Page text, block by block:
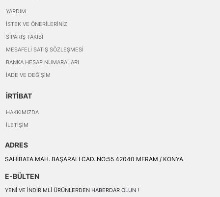
YARDIM
İSTEK VE ÖNERILERINIZ
SIPARIŞ TAKIBI
MESAFELI SATIŞ SÖZLEŞMESI
BANKA HESAP NUMARALARI
İADE VE DEĞIŞIM
İRTİBAT
HAKKIMIZDA
İLETIŞIM
ADRES
SAHİBATA MAH. BAŞARALI CAD. NO:55 42040 MERAM / KONYA
E-BÜLTEN
YENI VE INDIRIMLI ÜRÜNLERDEN HABERDAR OLUN !